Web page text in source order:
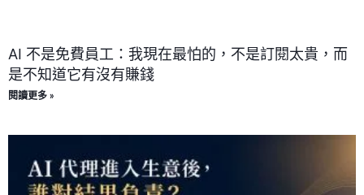
AI 不是免費員工：我現在最怕的，不是訂閱太貴，而
是不知道它有沒有賺錢
閱讀更多 »